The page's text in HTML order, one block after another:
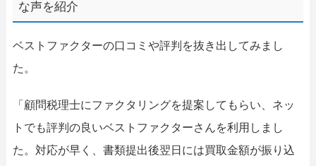
な声を紹介
ベストファクターの口コミや評判を抜き出してみまし
た。
「顧問税理士にファクタリングを提案してもらい、ネッ
トでも評判の良いベストファクターさんを利用しまし
た。対応が早く、書類提出後翌日には買取金額が振り込